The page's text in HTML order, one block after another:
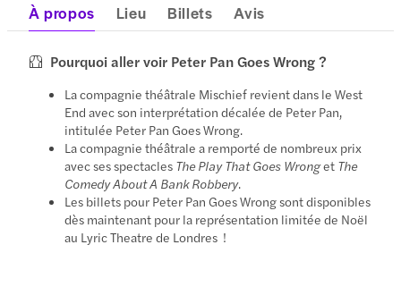
À propos Lieu Billets Avis
Pourquoi aller voir Peter Pan Goes Wrong ?
La compagnie théâtrale Mischief revient dans le West
End avec son interprétation décalée de Peter Pan,
intitulée Peter Pan Goes Wrong.
La compagnie théâtrale a remporté de nombreux prix
avec ses spectacles The Play That Goes Wronget The
Comedy About A Bank Robbery.
Les billets pour Peter Pan Goes Wrong sont disponibles
dès maintenant pour la représentation limitée de Noël
au Lyric Theatre de Londres !